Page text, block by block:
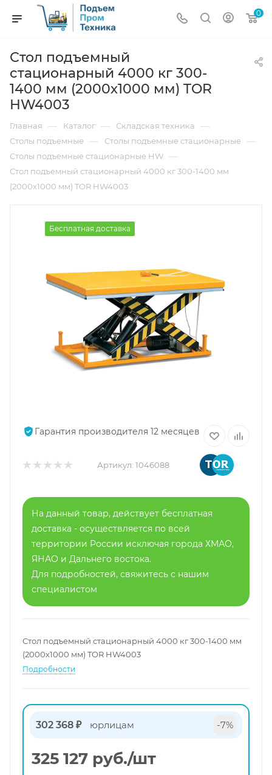
0
Стол подъемный
стационарный 4000 кг 300-
1400 мм (2000х1000 мм) TOR
HW4003
Главная — Каталог — Складская техника —
Столы подъемные — Столы подъемные стационарные —
Столы подъемные стационарные HW —
Стол подъемный стационарный 4000 кг 300-1400 мм
(2000х1000 мм) TOR HW4003
Бесплатная доставка
Гарантия производителя 12 месяцев
Артикул: 1046088
На данный товар, действует бесплатная
доставка - осуществляется по всей
территории России исключая города ХМАО,
ЯНАО и Дальнего востока.
Для подробностей, свяжитесь с нашим
специалистом
Стол подъемный стационарный 4000 кг 300-1400 мм
(2000х1000 мм) TOR HW4003
Подробности
302 368 ₽ юрлицам -7%
325 127 руб./шт